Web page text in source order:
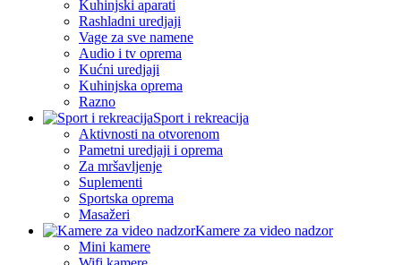
Kuhinjski aparati
Rashladni uredjaji
Vage za sve namene
Audio i tv oprema
Kućni uredjaji
Kuhinjska oprema
Razno
Sport i rekreacija
Aktivnosti na otvorenom
Pametni uredjaji i oprema
Za mršavljenje
Suplementi
Sportska oprema
Masažeri
Kamere za video nadzor
Mini kamere